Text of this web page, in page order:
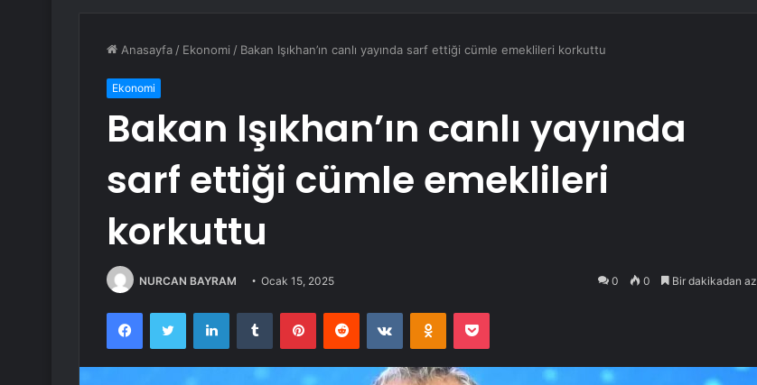
Anasayfa / Ekonomi / Bakan Işıkhan’ın canlı yayında sarf ettiği cümle emeklileri korkuttu
Ekonomi
Bakan Işıkhan’ın canlı yayında
sarf ettiği cümle emeklileri
korkuttu
NURCAN BAYRAM Ocak 15, 2025 0 0 Bir dakikadan az
FacebookTwitter LinkedInTumblr PinterestReddit VKontakteOdnoklassniki
Pocket